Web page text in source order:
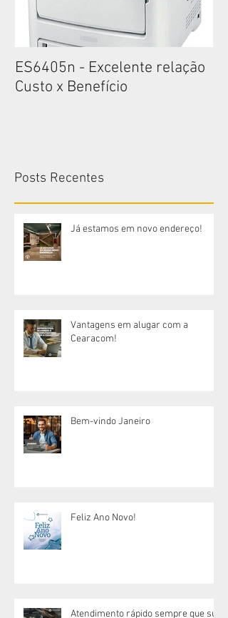
ES6405n - Excelente relação
Custo x Benefício
Posts Recentes
Já estamos em novo endereço!
Vantagens em alugar com a
Cearacom!
Bem-vindo Janeiro
Feliz Ano Novo!
Atendimento rápido sempre que sua